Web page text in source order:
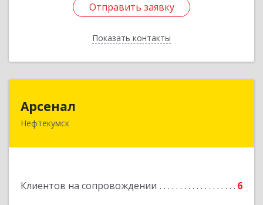
Отправить заявку
Показать контакты
Отправить заявку
Назад
Арсенал
Нефтекумск
Клиентов на сопровождении 6